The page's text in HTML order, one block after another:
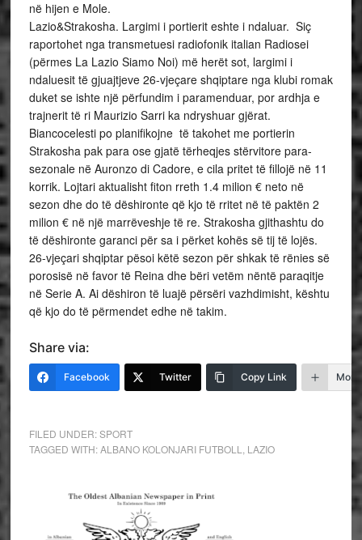
në hijen e Mole.
Lazio&Strakosha. Largimi i portierit eshte i ndaluar. Siç
raportohet nga transmetuesi radiofonik italian Radiosei
(përmes La Lazio Siamo Noi) më herët sot, largimi i
ndaluesit të gjuajtjeve 26-vjeçare shqiptare nga klubi romak
duket se ishte një përfundim i paramenduar, por ardhja e
trajnerit të ri Maurizio Sarri ka ndryshuar gjërat.
Biancocelesti po planifikojne të takohet me portierin
Strakosha pak para ose gjatë tërheqjes stërvitore para-
sezonale në Auronzo di Cadore, e cila pritet të fillojë në 11
korrik. Lojtari aktualisht fiton rreth 1.4 milion € neto në
sezon dhe do të dëshironte që kjo të rritet në të paktën 2
milion € në një marrëveshje të re. Strakosha gjithashtu do
të dëshironte garanci për sa i përket kohës së tij të lojës.
26-vjeçari shqiptar pësoi këtë sezon për shkak të rënies së
porosisë në favor të Reina dhe bëri vetëm nëntë paraqitje
në Serie A. Ai dëshiron të luajë përsëri vazhdimisht, kështu
që kjo do të përmendet edhe në takim.
Share via:
Facebook Twitter Copy Link More
FILED UNDER:SPORT
TAGGED WITH:ALBANO KOLONJARI FUTBOLL LAZIO